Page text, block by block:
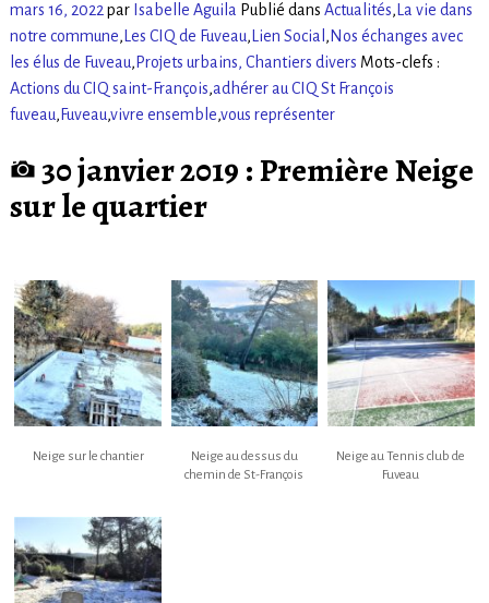
mars 16, 2022 par Isabelle Aguila Publié dans Actualités, La vie dans
notre commune, Les CIQ de Fuveau, Lien Social , Nos échanges avec
les élus de Fuveau, Projets urbains, Chantiers divers Mots-clefs :
Actions du CIQ saint-François,adhérer au CIQ St François
fuveau, Fuveau,vivre ensemble,vous représenter
30 janvier 2019 : Première Neige
sur le quartier
Neige sur le chantier
Neige au dessus du
chemin de St-François
Neige au Tennis club de
Fuveau